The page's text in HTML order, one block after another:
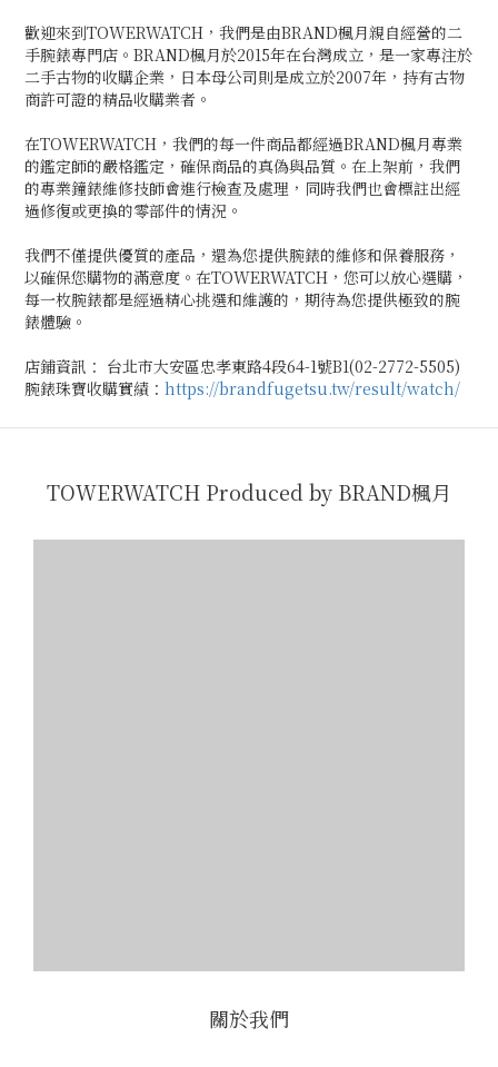
歡迎來到TOWERWATCH，我們是由BRAND楓月親自經營的二
手腕錶專門店。BRAND楓月於2015年在台灣成立，是一家專注於
二手古物的收購企業，日本母公司則是成立於2007年，持有古物
商許可證的精品收購業者。
在TOWERWATCH，我們的每一件商品都經過BRAND楓月專業
的鑑定師的嚴格鑑定，確保商品的真偽與品質。在上架前，我們
的專業鐘錶維修技師會進行檢查及處理，同時我們也會標註出經
過修復或更換的零部件的情況。
我們不僅提供優質的產品，還為您提供腕錶的維修和保養服務，
以確保您購物的滿意度。在TOWERWATCH，您可以放心選購，
每一枚腕錶都是經過精心挑選和維護的，期待為您提供極致的腕
錶體驗。
店鋪資訊： 台北市大安區忠孝東路4段64-1號B1(02-2772-5505)
腕錶珠寶收購實績： https://brandfugetsu.tw/result/watch/
TOWERWATCH Produced by BRAND楓月
關於我們